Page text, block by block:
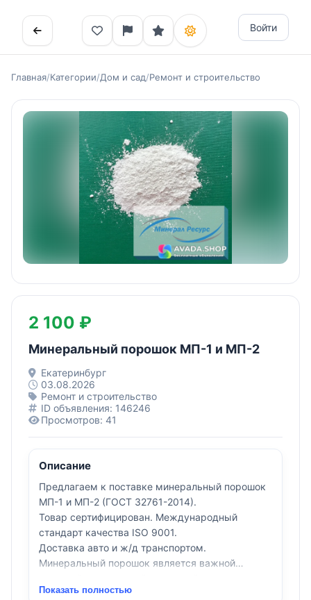
Войти
Главная/Категории/Дом и сад/Ремонт и строительство
2 100 ₽
Минеральный порошок МП-1 и МП-2
Екатеринбург
03.08.2026
Ремонт и строительство
ID объявления: 146246
Просмотров: 41
Описание
Предлагаем к поставке минеральный порошок
МП-1 и МП-2 (ГОСТ 32761-2014).
Товар сертифицирован. Международный
стандарт качества ISO 9001.
Доставка авто и ж/д транспортом.
Минеральный порошок является важной
асфальтобетона. Благодаря своей развитой
Показать полностью